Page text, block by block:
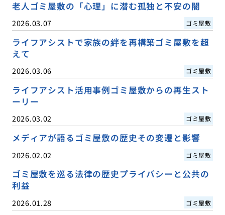
老人ゴミ屋敷の「心理」に潜む孤独と不安の闇
2026.03.07 ゴミ屋敷
ライフアシストで家族の絆を再構築ゴミ屋敷を超
えて
2026.03.06 ゴミ屋敷
ライフアシスト活用事例ゴミ屋敷からの再生スト
ーリー
2026.03.02 ゴミ屋敷
メディアが語るゴミ屋敷の歴史その変遷と影響
2026.02.02 ゴミ屋敷
ゴミ屋敷を巡る法律の歴史プライバシーと公共の
利益
2026.01.28 ゴミ屋敷